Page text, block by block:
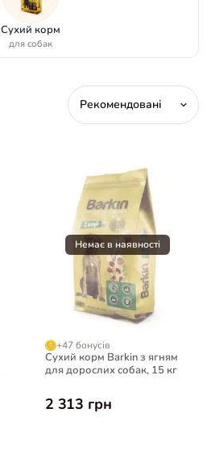
Сухий корм
для собак
+47 бонусів
Сухий корм Barkin з ягням
для дорослих собак, 15 кг
2 313 грн